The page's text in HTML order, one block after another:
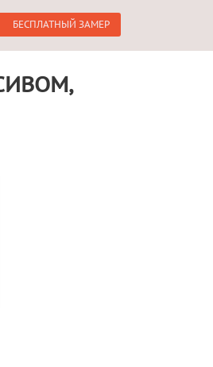
БЕСПЛАТНЫЙ ЗАМЕР